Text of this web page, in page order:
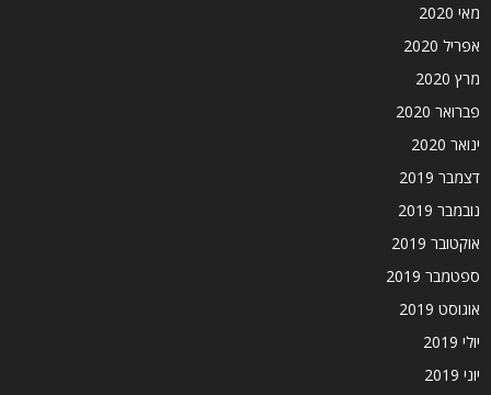
מאי 2020
אפריל 2020
מרץ 2020
פברואר 2020
ינואר 2020
דצמבר 2019
נובמבר 2019
אוקטובר 2019
ספטמבר 2019
אוגוסט 2019
יולי 2019
יוני 2019